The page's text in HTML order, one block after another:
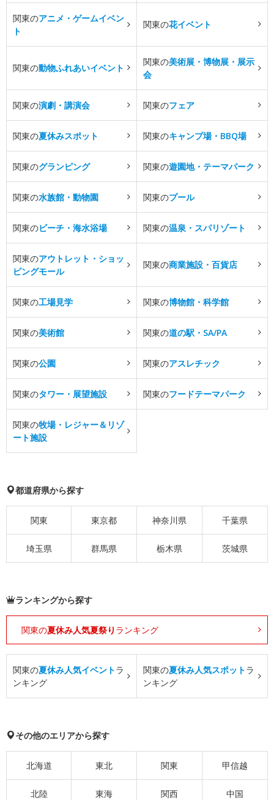
関東のアニメ・ゲームイベン
ト
関東の花イベント
関東の動物ふれあいイベント
関東の美術展・博物展・展示
会
関東の演劇・講演会 関東のフェア
関東の夏休みスポット 関東のキャンプ場・BBQ場
関東のグランピング 関東の遊園地・テーマパーク
関東の水族館・動物園 関東のプール
関東のビーチ・海水浴場 関東の温泉・スパリゾート
関東のアウトレット・ショッ
ピングモール
関東の商業施設・百貨店
関東の工場見学 関東の博物館・科学館
関東の美術館 関東の道の駅・SA/PA
関東の公園 関東のアスレチック
関東のタワー・展望施設 関東のフードテーマパーク
関東の牧場・レジャー＆リゾ
ート施設
都道府県から探す
関東 東京都 神奈川県 千葉県
埼玉県 群馬県 栃木県 茨城県
ランキングから探す
関東の夏休み人気夏祭り ランキング
関東の夏休み人気イベントラ
ンキング
関東の夏休み人気スポットラ
ンキング
その他のエリアから探す
北海道 東北 関東 甲信越
北陸 東海 関西 中国